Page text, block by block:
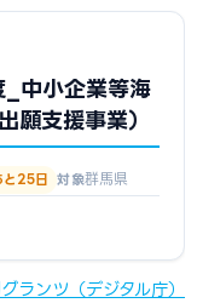
_中小企業等海
願支援事業）
と25日 対象群馬県
ランツ（デジタル庁）